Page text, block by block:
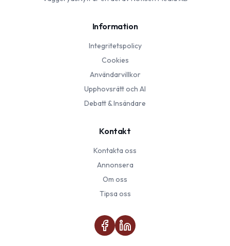
Information
Integritetspolicy
Cookies
Användarvillkor
Upphovsrätt och AI
Debatt & Insändare
Kontakt
Kontakta oss
Annonsera
Om oss
Tipsa oss